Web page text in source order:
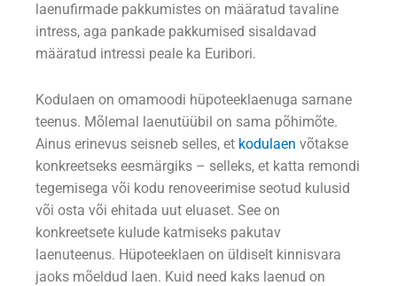
laenufirmade pakkumistes on määratud tavaline
intress, aga pankade pakkumised sisaldavad
määratud intressi peale ka Euribori.
Kodulaen on omamoodi hüpoteeklaenuga sarnane
teenus. Mõlemal laenutüübil on sama põhimõte.
Ainus erinevus seisneb selles, et kodulaen võtakse
konkreetseks eesmärgiks – selleks, et katta remondi
tegemisega või kodu renoveerimise seotud kulusid
või osta või ehitada uut eluaset. See on
konkreetsete kulude katmiseks pakutav
laenuteenus. Hüpoteeklaen on üldiselt kinnisvara
jaoks mõeldud laen. Kuid need kaks laenud on